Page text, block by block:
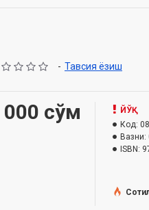
- Тавсия ёзиш
000 сўм
ЙЎҚ
Код:
Вазни:
ISBN: